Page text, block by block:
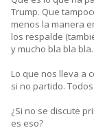
Trump. Que
menos la manera
los respalde
y mucho bla bla
Lo que nos lleva a
si no partido.
¿Si no se discute
es eso?